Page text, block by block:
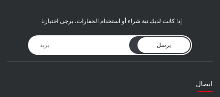
إذا كانت لديك نية شراء أو استخدام الحفارات، يرجى اختيارنا
يرسل
اتصال